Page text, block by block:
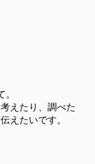
えたり、調べた
えたいです。